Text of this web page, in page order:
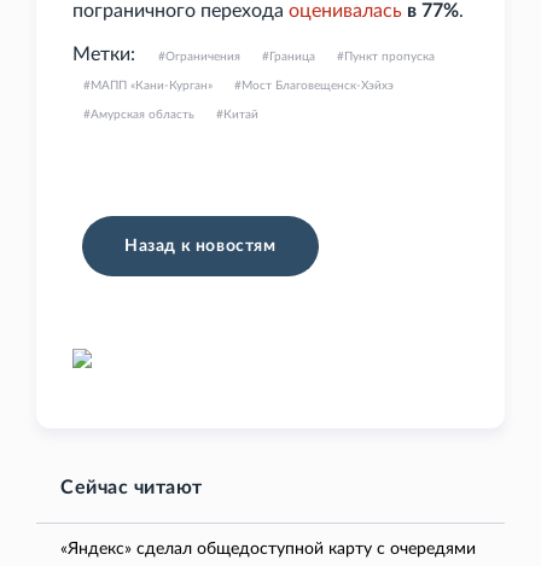
пограничного перехода оценивалась в 77%.
Метки: Ограничения Граница Пункт пропуска
МАПП «Кани-Курган» Мост Благовещенск-Хэйхэ
Амурская область Китай
Назад к новостям
Сейчас читают
«Яндекс» сделал общедоступной карту с очередями